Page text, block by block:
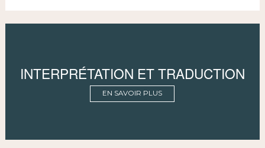
INTERPRÉTATION ET TRADUCTION
EN SAVOIR PLUS